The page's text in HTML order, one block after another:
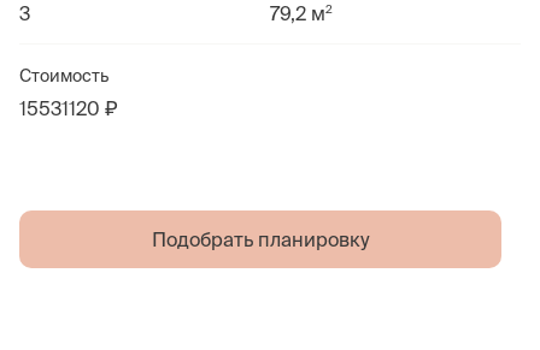
3 79,2 м2
Стоимость
15531120 ₽
Подобрать планировку